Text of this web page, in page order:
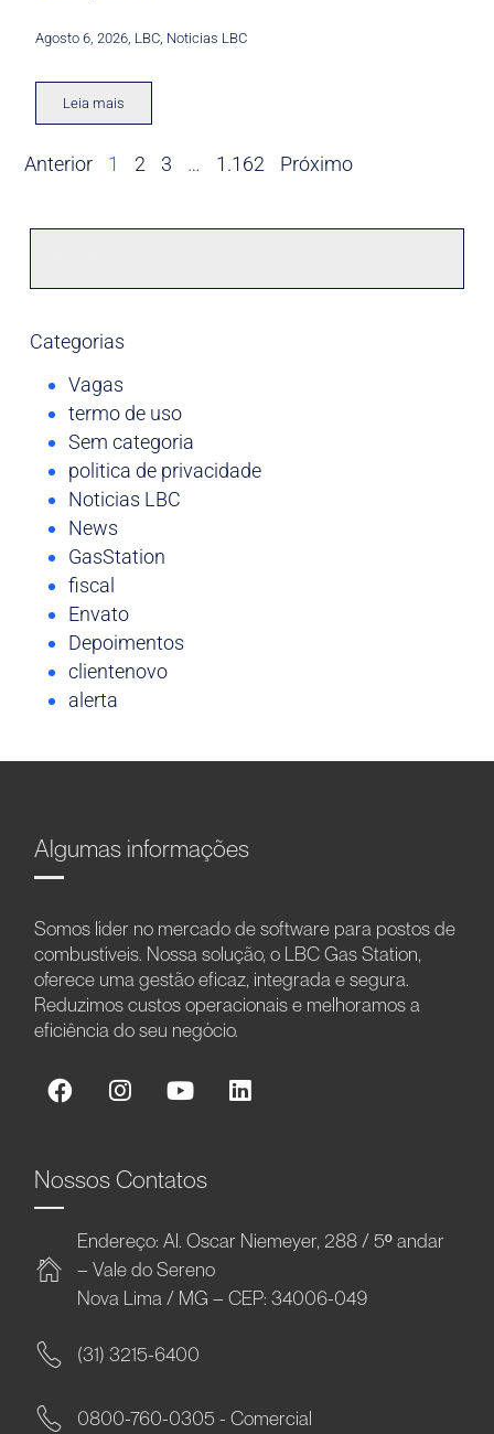
Agosto 6, 2026 LBC Noticias LBC
Leia mais
Anterior 1 2 3 … 1.162 Próximo
Categorias
Vagas
termo de uso
Sem categoria
politica de privacidade
Noticias LBC
News
GasStation
fiscal
Envato
Depoimentos
clientenovo
alerta
Algumas informações
Somos líder no mercado de software para postos de
combustíveis. Nossa solução, o LBC Gas Station,
oferece uma gestão eficaz, integrada e segura.
Reduzimos custos operacionais e melhoramos a
eficiência do seu negócio.
Nossos Contatos
Endereço: Al. Oscar Niemeyer, 288 / 5º andar
– Vale do Sereno
Nova Lima / MG – CEP: 34006-049
(31) 3215-6400
0800-760-0305 - Comercial